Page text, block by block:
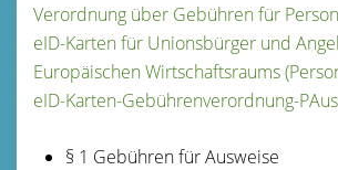
Verordnung über Gebühren für
eID-Karten für Unionsbürger und
Europäischen Wirtschaftsraums
eID-Karten-Gebührenverordnung-
§ 1 Gebühren für Ausweise